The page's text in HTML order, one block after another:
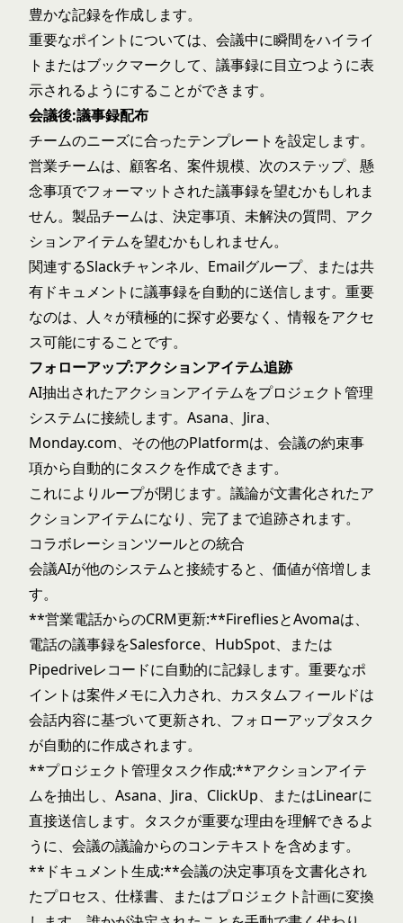
豊かな記録を作成します。
重要なポイントについては、会議中に瞬間をハイライ
トまたはブックマークして、議事録に目立つように表
示されるようにすることができます。
会議後:議事録配布
チームのニーズに合ったテンプレートを設定します。
営業チームは、顧客名、案件規模、次のステップ、懸
念事項でフォーマットされた議事録を望むかもしれま
せん。製品チームは、決定事項、未解決の質問、アク
ションアイテムを望むかもしれません。
関連するSlackチャンネル、Emailグループ、または共
有ドキュメントに議事録を自動的に送信します。重要
なのは、人々が積極的に探す必要なく、情報をアクセ
ス可能にすることです。
フォローアップ:アクションアイテム追跡
AI抽出されたアクションアイテムをプロジェクト管理
システムに接続します。Asana、Jira、
Monday.com、その他のPlatformは、会議の約束事
項から自動的にタスクを作成できます。
これによりループが閉じます。議論が文書化されたア
クションアイテムになり、完了まで追跡されます。
コラボレーションツールとの統合
会議AIが他のシステムと接続すると、価値が倍増しま
す。
**営業電話からのCRM更新:**FirefliesとAvomaは、
電話の議事録をSalesforce、HubSpot、または
Pipedriveレコードに自動的に記録します。重要なポ
イントは案件メモに入力され、カスタムフィールドは
会話内容に基づいて更新され、フォローアップタスク
が自動的に作成されます。
**プロジェクト管理タスク作成:**アクションアイテ
ムを抽出し、Asana、Jira、ClickUp、またはLinearに
直接送信します。タスクが重要な理由を理解できるよ
うに、会議の議論からのコンテキストを含めます。
**ドキュメント生成:**会議の決定事項を文書化され
たプロセス、仕様書、またはプロジェクト計画に変換